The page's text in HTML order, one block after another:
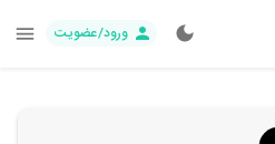
ورود/عضویت